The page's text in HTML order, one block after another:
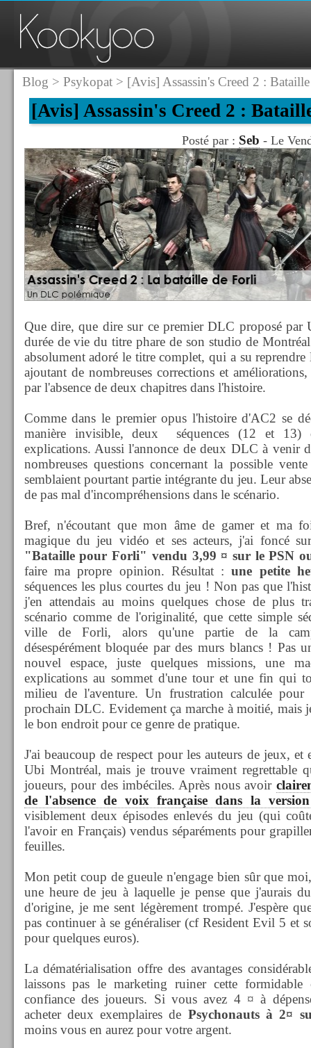
Blog > Psykopat> [Avis] Assassin's Creed 2 :
[Avis] Assassin's Creed 2 :
Posté par : Seb - Le
Que dire, que dire sur ce premier DLC proposé
durée de vie du titre phare de son studio de
absolument adoré le titre complet, qui a su
ajoutant de nombreuses corrections et
par l'absence de deux chapitres dans l'histoire.
Comme dans le premier opus l'histoire d'AC2 se
manière invisible, deux séquences (12 et 13)
explications. Aussi l'annonce de deux DLC à venir
nombreuses questions concernant la possible
semblaient pourtant partie intégrante du jeu. Leur
de pas mal d'incompréhensions dans le scénario.
Bref, n'écoutant que mon âme de gamer et ma
magique du jeu vidéo et ses acteurs, j'ai foncé
"Bataille pour Forli" vendu 3,99 ¤ sur le PSN
faire ma propre opinion. Résultat :une petite
séquences les plus courtes du jeu ! Non pas que
j'en attendais au moins quelques chose de plus
scénario comme de l'originalité, que cette simple
ville de Forli, alors qu'une partie de la
désespérément bloquée par des murs blancs ! Pas
nouvel espace, juste quelques missions, une
explications au sommet d'une tour et une fin qui
milieu de l'aventure. Un frustration calculée pour
prochain DLC. Evidement ça marche à moitié, mais
le bon endroit pour ce genre de pratique.
J'ai beaucoup de respect pour les auteurs de jeux,
Ubi Montréal, mais je trouve vraiment regrettable
joueurs, pour des imbéciles. Après nous avoir
de l'absence de voix française dans la
visiblement deux épisodes enlevés du jeu (qui
l'avoir en Français) vendus séparéments pour
feuilles.
Mon petit coup de gueule n'engage bien sûr que
une heure de jeu à laquelle je pense que j'aurais
d'origine, je me sent légèrement trompé. J'espère
pas continuer à se généraliser (cf Resident Evil 5 et
pour quelques euros).
La dématérialisation offre des avantages
laissons pas le marketing ruiner cette
confiance des joueurs. Si vous avez 4 ¤ à
acheter deux exemplaires de Psychonauts à 2¤
moins vous en aurez pour votre argent.